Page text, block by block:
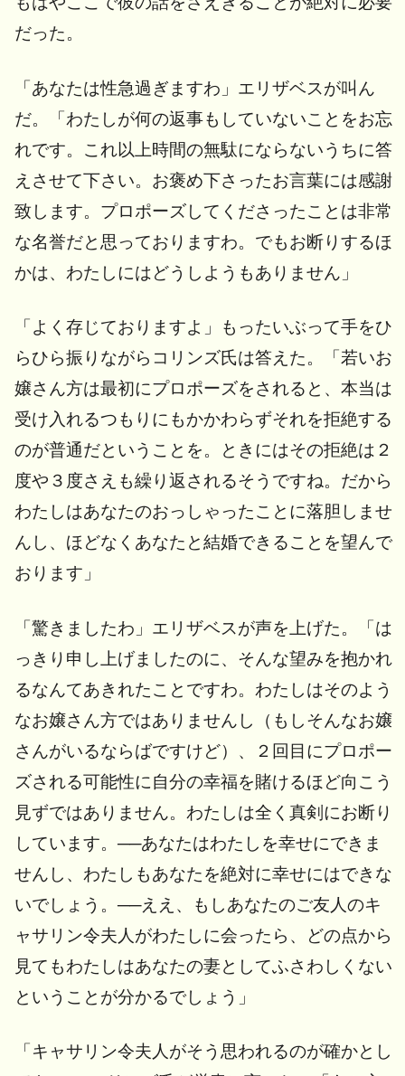
だった。
「あなたは性急過ぎますわ」エリザベスが叫ん
だ。「わたしが何の返事もしていないことをお忘
れです。これ以上時間の無駄にならないうちに答
えさせて下さい。お褒め下さったお言葉には感謝
致します。プロポーズしてくださったことは非常
な名誉だと思っておりますわ。でもお断りするほ
かは、わたしにはどうしようもありません」
「よく存じておりますよ」もったいぶって手をひ
らひら振りながらコリンズ氏は答えた。「若いお
嬢さん方は最初にプロポーズをされると、本当は
受け入れるつもりにもかかわらずそれを拒絶する
のが普通だということを。ときにはその拒絶は２
度や３度さえも繰り返されるそうですね。だから
わたしはあなたのおっしゃったことに落胆しませ
んし、ほどなくあなたと結婚できることを望んで
おります」
「驚きましたわ」エリザベスが声を上げた。「は
っきり申し上げましたのに、そんな望みを抱かれ
るなんてあきれたことですわ。わたしはそのよう
なお嬢さん方ではありませんし（もしそんなお嬢
さんがいるならばですけど）、２回目にプロポー
ズされる可能性に自分の幸福を賭けるほど向こう
見ずではありません。わたしは全く真剣にお断り
しています。──あなたはわたしを幸せにできま
せんし、わたしもあなたを絶対に幸せにはできな
いでしょう。──ええ、もしあなたのご友人のキ
ャサリン令夫人がわたしに会ったら、どの点から
見てもわたしはあなたの妻としてふさわしくない
ということが分かるでしょう」
「キャサリン令夫人がそう思われるのが確かとし